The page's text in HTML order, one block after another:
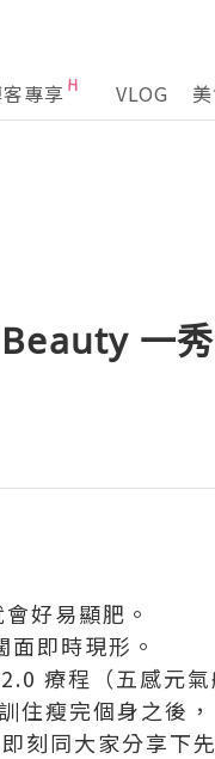
專享 VLOG
一
好易顯肥。
即時現形。
療程（五感元氣
住瘦完個身之後，
刻同大家分享下先